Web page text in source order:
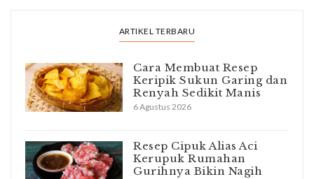
ARTIKEL TERBARU
Cara Membuat Resep
Keripik Sukun Garing dan
Renyah Sedikit Manis
6 Agustus 2026
Resep Cipuk Alias Aci
Kerupuk Rumahan
Gurihnya Bikin Nagih